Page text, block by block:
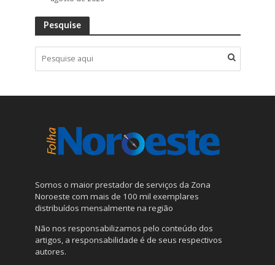
Pesquise
Somos o maior prestador de serviços da Zona
Noroeste com mais de 100 mil exemplares
distribuídos mensalmente na região
Não nos responsabilizamos pelo conteúdo dos
artigos, a responsabilidade é de seus respectivos
autores.